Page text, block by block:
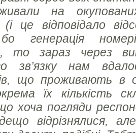
на
(і це відповідало
генерація
то зараз через
зв’язку нам
що проживають в
їх кількість
хоча погляди
відрізнялися,